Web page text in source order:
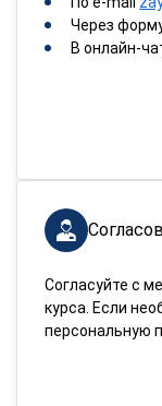
Через
В онлайн-
Согласуйте с
курса. Если
персональную